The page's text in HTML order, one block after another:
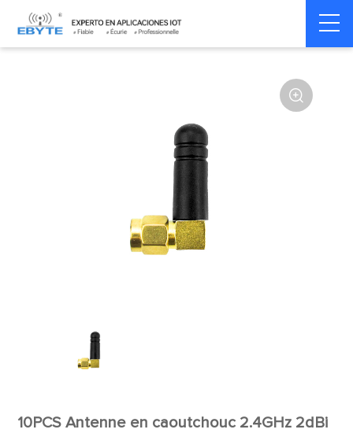
Home > Accessoires > Antenna

10PCS Antenne en caoutchouc 2.4GHz 2dBi